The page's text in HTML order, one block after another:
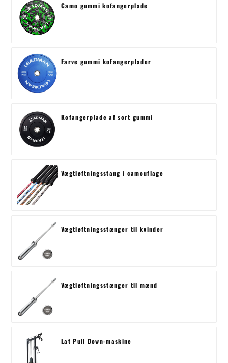
Camo gummi kofangerplade
Farve gummi kofangerplader
Kofangerplade af sort gummi
Vægtløftningsstang i camouflage
Vægtløftningsstænger til kvinder
Vægtløftningsstænger til mænd
Lat Pull Down-maskine